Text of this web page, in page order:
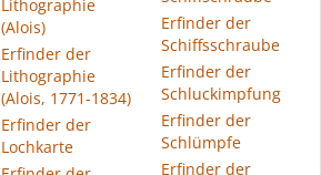
Lithographie
(Alois)
Erfinder der
Lithographie
(Alois, 1771-1834)
Erfinder der
Lochkarte
Erfinder der
Schiffsschraube
Erfinder der
Schluckimpfung
Erfinder der
Schlümpfe
Erfinder der